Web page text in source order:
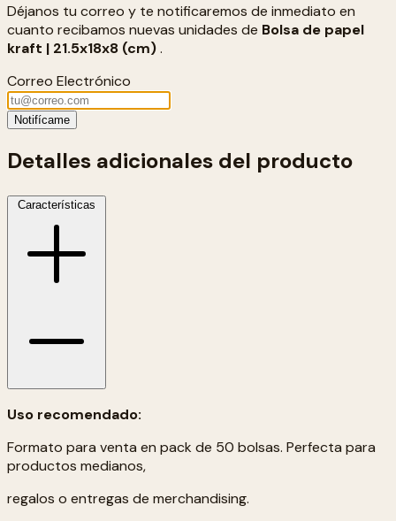
Déjanos tu correo y te notificaremos de inmediato en
cuanto recibamos nuevas unidades de Bolsa de papel
kraft | 21.5x18x8 (cm).
Correo Electrónico
Notifícame
Detalles adicionales del producto
Características
Uso recomendado:
Formato para venta en pack de 50 bolsas. Perfecta para
productos medianos,
regalos o entregas de merchandising.